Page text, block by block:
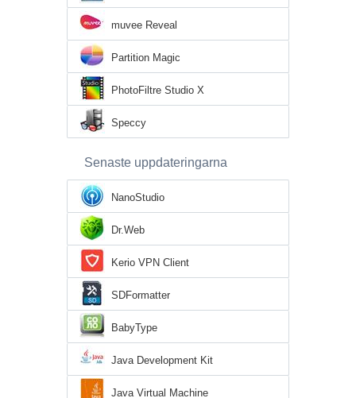
muvee Reveal
Partition Magic
PhotoFiltre Studio X
Speccy
Senaste uppdateringarna
NanoStudio
Dr.Web
Kerio VPN Client
SDFormatter
BabyType
Java Development Kit
Java Virtual Machine